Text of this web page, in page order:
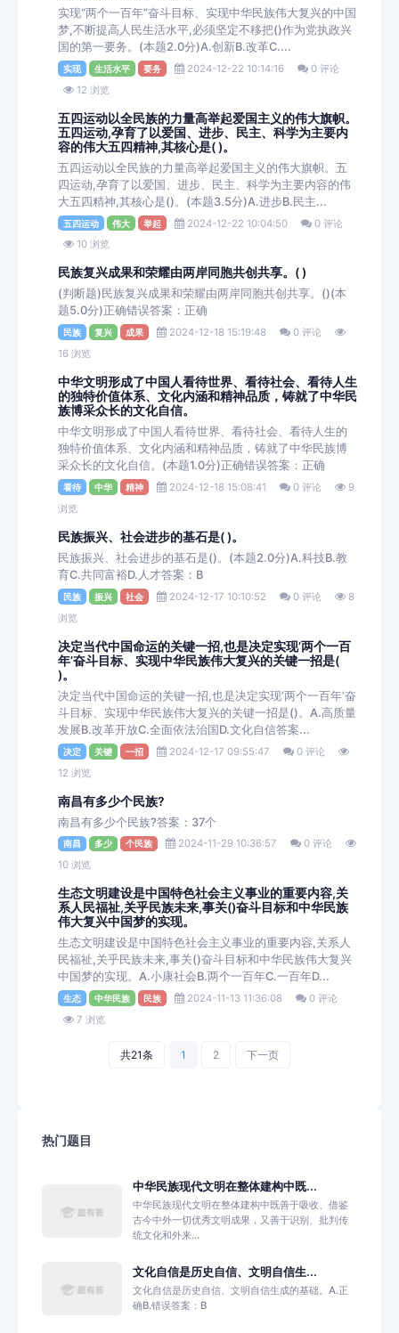
实现“两个一百年”奋斗目标、实现中华民族伟大复兴的中国
梦,不断提高人民生活水平,必须坚定不移把()作为党执政兴
国的第一要务。(本题2.0分)A.创新B.改革C....
实现 生活水平 要务 2024-12-22 10:14:16
0 评论
12 浏览
五四运动以全民族的力量高举起爱国主义的伟大旗帜。
五四运动,孕育了以爱国、进步、民主、科学为主要内
容的伟大五四精神,其核心是( )。
五四运动以全民族的力量高举起爱国主义的伟大旗帜。五
四运动,孕育了以爱国、进步、民主、科学为主要内容的伟
大五四精神,其核心是()。(本题3.5分)A.进步B.民主...
五四运动 伟大 举起 2024-12-22 10:04:50
0 评论
10 浏览
民族复兴成果和荣耀由两岸同胞共创共享。( )
(判断题)民族复兴成果和荣耀由两岸同胞共创共享。()(本
题5.0分)正确错误答案：正确
民族 复兴 成果 2024-12-18 15:19:48
0 评论
16 浏览
中华文明形成了中国人看待世界、看待社会、看待人生
的独特价值体系、文化内涵和精神品质，铸就了中华民
族博采众长的文化自信。
中华文明形成了中国人看待世界、看待社会、看待人生的
独特价值体系、文化内涵和精神品质，铸就了中华民族博
采众长的文化自信。(本题1.0分)正确错误答案：正确
看待 中华 精神 2024-12-18 15:08:41 0 评论
9
浏览
民族振兴、社会进步的基石是( )。
民族振兴、社会进步的基石是()。(本题2.0分)A.科技B.教
育C.共同富裕D.人才答案：B
民族 振兴 社会 2024-12-17 10:10:52 0 评论
8
浏览
决定当代中国命运的关键一招,也是决定实现’两个一百
年’奋斗目标、实现中华民族伟大复兴的关键一招是(
)。
决定当代中国命运的关键一招,也是决定实现’两个一百年’奋
斗目标、实现中华民族伟大复兴的关键一招是()。A.高质量
发展B.改革开放C.全面依法治国D.文化自信答案...
决定 关键 一招 2024-12-17 09:55:47
0 评论
12 浏览
南昌有多少个民族?
南昌有多少个民族?答案：37个
南昌 多少 个民族 2024-11-29 10:36:57
0 评论
10 浏览
生态文明建设是中国特色社会主义事业的重要内容,关
系人民福祉,关乎民族未来,事关()奋斗目标和中华民族
伟大复兴中国梦的实现。
生态文明建设是中国特色社会主义事业的重要内容,关系人
民福祉,关乎民族未来,事关()奋斗目标和中华民族伟大复兴
中国梦的实现。A.小康社会B.两个一百年C.一百年D...
生态 中华民族 民族 2024-11-13 11:36:08
0 评论
7 浏览
共21条 1 2 下一页
热门题目
中华民族现代文明在整体建构中既...
中华民族现代文明在整体建构中既善于吸收、借鉴
古今中外一切优秀文明成果，又善于识别、批判传
统文化和外来...
文化自信是历史自信、文明自信生...
文化自信是历史自信、文明自信生成的基础。A.正
确B.错误答案：B